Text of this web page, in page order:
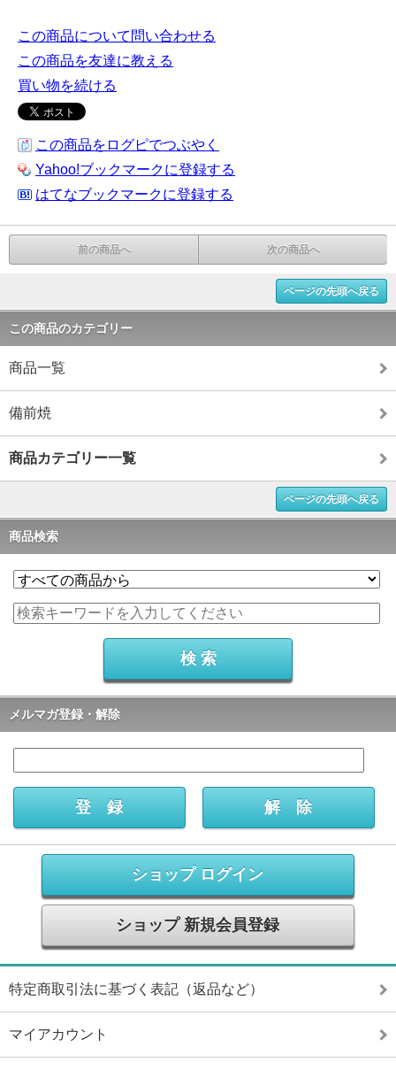
この商品について問い合わせる
この商品を友達に教える
買い物を続ける
この商品をログピでつぶやく
Yahoo!ブックマークに登録する
はてなブックマークに登録する
前の商品へ 次の商品へ
ページの先頭へ戻る
この商品のカテゴリー
商品一覧
備前焼
商品カテゴリー一覧
ページの先頭へ戻る
商品検索
メルマガ登録・解除
ショップ ログイン
ショップ 新規会員登録
特定商取引法に基づく表記（返品など）
マイアカウント